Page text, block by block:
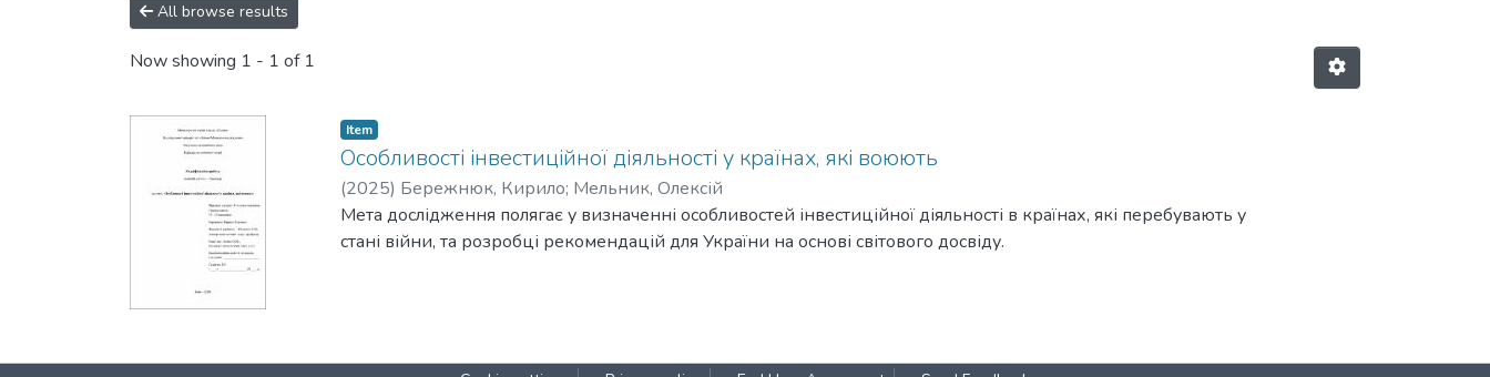
All browse results
Now showing 1 - 1 of 1
Item
Особливості інвестиційної діяльності у країнах, які воюють
(2025) Бережнюк, Кирило; Мельник, Олексій
Мета дослідження полягає у визначенні особливостей інвестиційної діяльності в країнах, які перебувають у
стані війни, та розробці рекомендацій для України на основі світового досвіду.